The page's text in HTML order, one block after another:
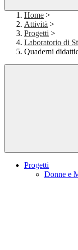
Home >
Attività >
Progetti >
Laboratorio di
Quaderni
Progetti
Donne e